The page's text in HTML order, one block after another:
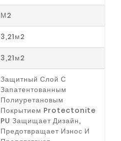
М2
3,21м2
3,21м2
Защитный Слой С
Запатентованным
Полиуретановым
Покрытием Protectonite
PU Защищает Дизайн,
Предотвращает Износ И